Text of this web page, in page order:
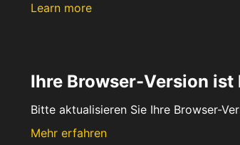
Learn more
Ihre Browser-Version
Bitte aktualisieren Sie Ihre Browser-
Mehr erfahren